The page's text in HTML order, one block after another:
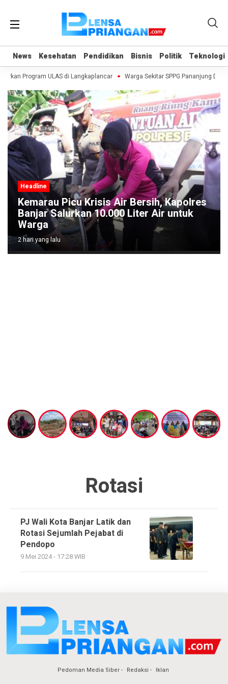
News Kesehatan Pendidikan Bisnis Politik Teknologi
News Kesehatan Pendidikan Bisnis Politik Teknologi
Program ULAS di Langkaplancar Warga Sekitar SPPG Pananjung
Headline
Kemarau Picu Krisis Air Bersih, Kapolres
Banjar Salurkan 10.000 Liter Air untuk
Warga
2 hari yang lalu
Rotasi
PJ Wali Kota Banjar Latik dan
Rotasi Sejumlah Pejabat di
Pendopo
9 Mei 2024 - 17:28 WIB
Pedoman Media Siber Redaksi Iklan